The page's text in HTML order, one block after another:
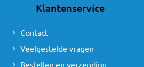
Klantenservice
Contact
Veelgestelde vragen
Bestellen en verzending